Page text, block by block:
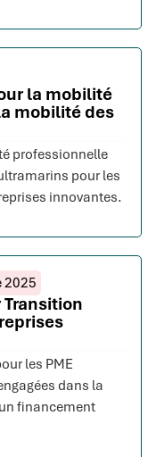
la mobilité
mobilité des
professionnelle
pour les
innovantes.
2025
les PME
dans la
financement